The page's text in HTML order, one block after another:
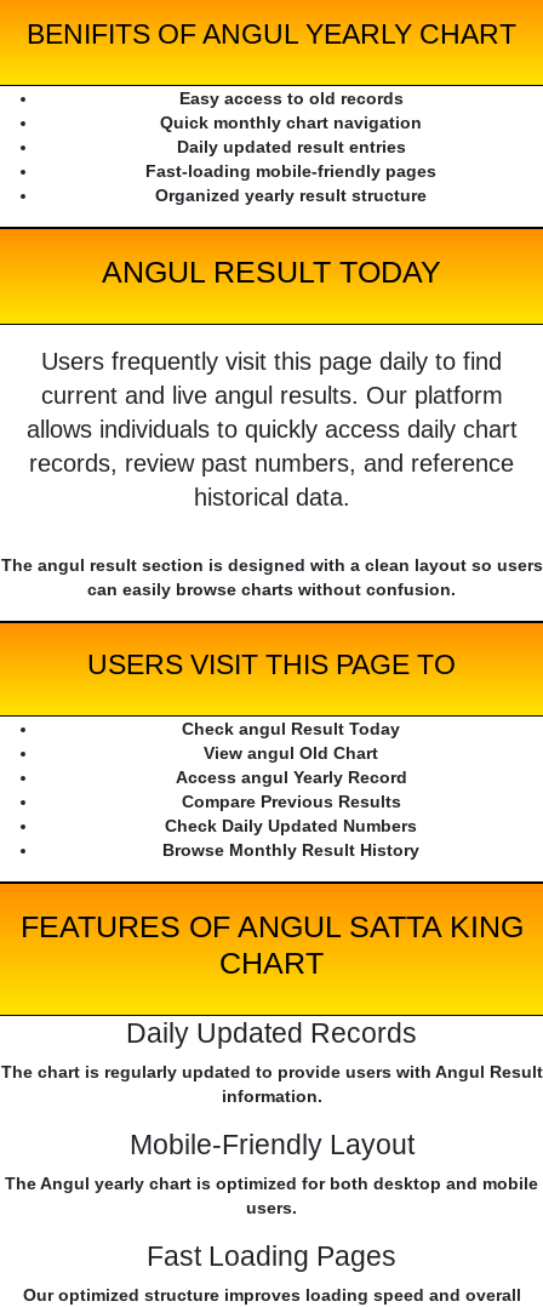
BENIFITS OF ANGUL YEARLY CHART
Easy access to old records
Quick monthly chart navigation
Daily updated result entries
Fast-loading mobile-friendly pages
Organized yearly result structure
ANGUL RESULT TODAY
Users frequently visit this page daily to find
current and live angul results. Our platform
allows individuals to quickly access daily chart
records, review past numbers, and reference
historical data.
The angul result section is designed with a clean layout so users
can easily browse charts without confusion.
USERS VISIT THIS PAGE TO
Check angul Result Today
View angul Old Chart
Access angul Yearly Record
Compare Previous Results
Check Daily Updated Numbers
Browse Monthly Result History
FEATURES OF ANGUL SATTA KING
CHART
Daily Updated Records
The chart is regularly updated to provide users with Angul Result
information.
Mobile-Friendly Layout
The Angul yearly chart is optimized for both desktop and mobile
users.
Fast Loading Pages
Our optimized structure improves loading speed and overall